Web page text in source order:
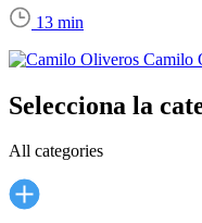
13 min
Camilo
Selecciona la
All categories